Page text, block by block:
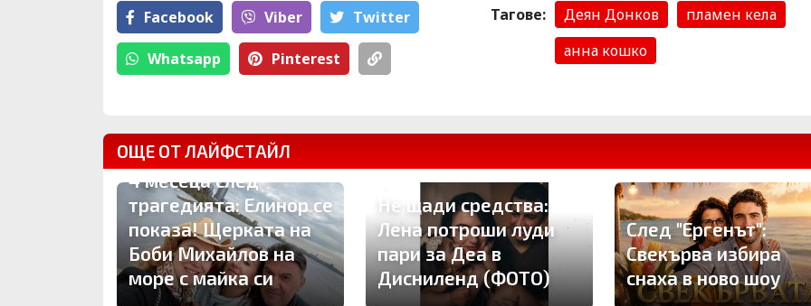
Facebook Viber Тwitter
Whatsapp Pinterest
Тагове: Деян Донков
пламен кела
анна кошко
ОЩЕ ОТ ЛАЙФСТАЙЛ
4 месеца след
трагедията: Елинор се
показа! Щерката на
Боби Михайлов на
море с майка си
Не щади средства:
Лена потроши луди
пари за Деа в
Дисниленд (ФОТО)
След "Ергенът":
Свекърва избира
снаха в ново шоу